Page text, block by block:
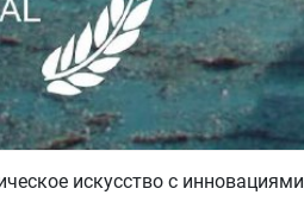
искусство с инновациями